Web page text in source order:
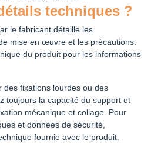
techniques ?
le fabricant détaille les
mise en œuvre et les précautions.
du produit pour les informations
des fixations lourdes ou des
toujours la capacité du support et
mécanique et collage. Pour
et données de sécurité,
fournie avec le produit.